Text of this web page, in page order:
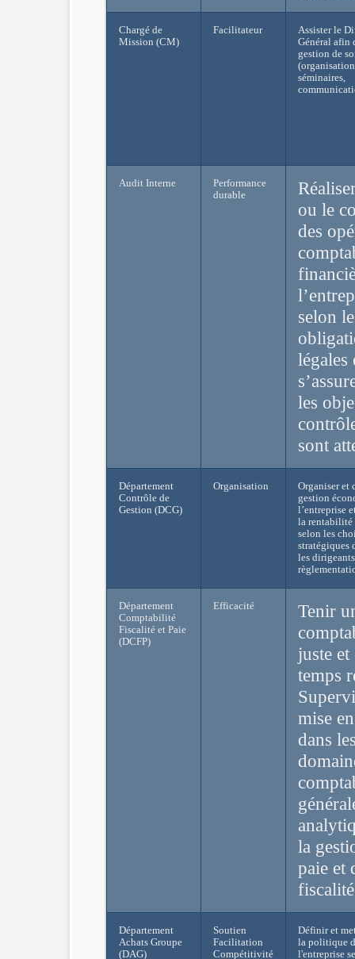
Chargé de
Mission (CM)
Facilitateur
Assister le
Général afin
gestion de
séminaires,
Audit Interne
Performance
durable
ou le
des
selon
légales
les
sont
Département
Contrôle de
Gestion (DCG)
Organisation
Organiser et
gestion
l’entreprise
la rentabilité
selon les
stratégiques
les
Département
Comptabilité
Fiscalité et Paie
(DCFP)
Efficacité
Tenir
juste et
temps
mise
dans
la
paie et
Département
Achats Groupe
(DAG)
Soutien
Facilitation
Compétitivité
Définir et
la politique
l'entreprise